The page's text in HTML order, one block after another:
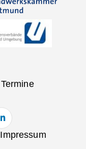
Termine
Impressum